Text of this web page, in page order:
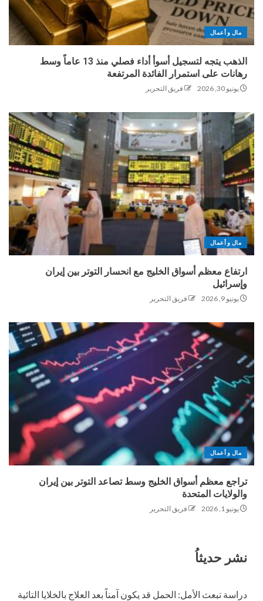
مال و أعمال
الذهب يتجه لتسجيل أسوأ أداء فصلي منذ 13 عاماً وسط
رهانات على استمرار الفائدة المرتفعة
يونيو 30, 2026 فريق التحرير
مال و أعمال
ارتفاع معظم أسواق الخليج مع انحسار التوتر بين إيران
وإسرائيل
يونيو 9, 2026 فريق التحرير
مال و أعمال
تراجع معظم أسواق الخليج وسط تصاعد التوتر بين إيران
والولايات المتحدة
يونيو 1, 2026 فريق التحرير
نشر حديثاُ
دراسة تبعث الأمل: الحمل قد يكون آمناً بعد العلاج بالخلايا التائية